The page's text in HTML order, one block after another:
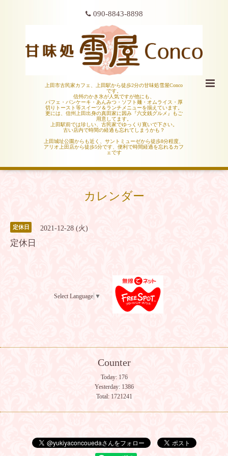
090-8843-8898
上田市古民家カフェ、上田駅から徒歩2分の甘味処雪屋Conco
です。
信州のかき氷が人気ですが他にも、
パフェ・パンケーキ・あんみつ・ソフト麺・オムライス・厚
切りトースト等スイーツ＆ランチメニューを揃えています。
更には、信州上田出身の真田家に因み『六文銭グルメ』もご
用意してます。
上田駅前では珍しい、古民家でゆっくり寛いで下さい。
古い店内で時間の経過も忘れてしまうかも？
上田城址公園からも近く、サントミューゼから徒歩8分程度、
アリオ上田店から徒歩5分です、便利で時間経過を忘れるカフ
ェです
カレンダー
定休日 2021-12-28 (火)
定休日
Select Language ▼
Counter
Today: 176
Yesterday: 1386
Total: 1721241